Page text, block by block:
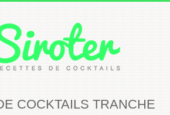
COCKTAILS TRANCHE